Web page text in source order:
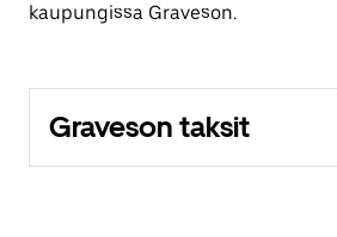
kaupungissa Graveson.
Graveson taksit